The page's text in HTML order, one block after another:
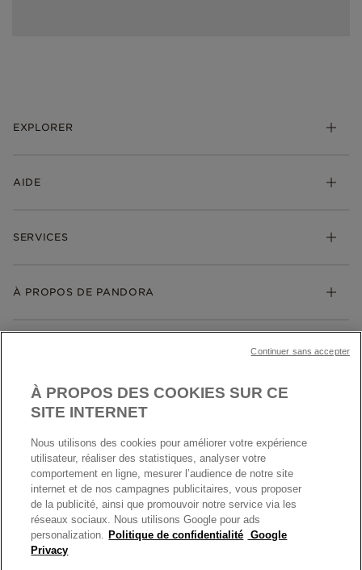
EXPLORER
Bijoux
Trouver une boutique
AIDE
Suivre ma commande
Échanges et retours
Garantie
Nous contacter
*Conditions des offres en cours
SERVICES
Gravure
Nettoyage & Entretien
Conditions générales de My Pandora
À PROPOS DE PANDORA
Politique de confidentialité
Protection des données
Conditions générales de vente
Conditions générales de vente Click & Collect
Plateforme ODR
FRANCE France
© TOUS DROITS RESERVES. 2026 Pandora
À PROPOS DES COOKIES SUR CE
SITE INTERNET
Nous utilisons des cookies pour améliorer votre expérience
utilisateur, réaliser des statistiques, analyser votre
comportement en ligne, mesurer l’audience de notre site
internet et de nos campagnes publicitaires, vous proposer
de la publicité, ainsi que promouvoir notre service via les
réseaux sociaux. Nous utilisons Google pour ads
personalization. Politique de confidentialité Google
Privacy
Continuer sans accepter